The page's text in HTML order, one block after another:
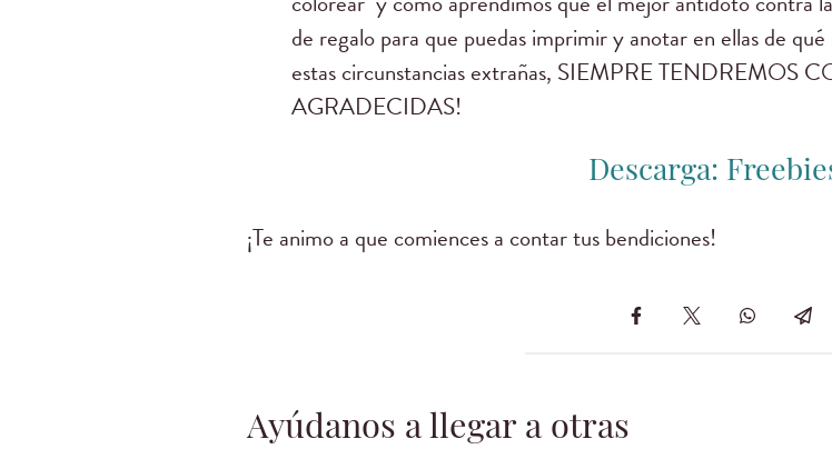
de regalo para que puedas imprimir y anotar en ellas de
estas circunstancias extrañas, SIEMPRE TENDREMOS
AGRADECIDAS!
Descarga:
¡Te animo a que comiences a contar tus bendiciones!
Ayúdanos a llegar a otras